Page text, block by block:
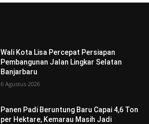
Wali Kota Lisa Percepat Persiapan
Pembangunan Jalan Lingkar Selatan
Banjarbaru
6 Agustus 2026
Panen Padi Beruntung Baru Capai 4,6 Ton
per Hektare, Kemarau Masih Jadi